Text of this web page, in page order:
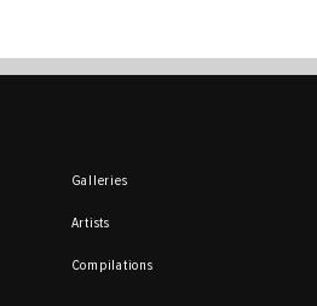
Galleries
Artists
Compilations